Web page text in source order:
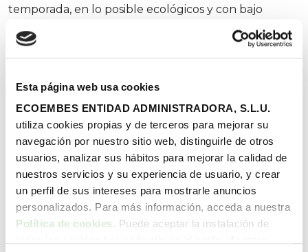
Esta página web usa cookies
ECOEMBES ENTIDAD ADMINISTRADORA, S.L.U.
utiliza cookies propias y de terceros para mejorar su
navegación por nuestro sitio web, distinguirle de otros
usuarios, analizar sus hábitos para mejorar la calidad de
nuestros servicios y su experiencia de usuario, y crear
un perfil de sus intereses para mostrarle anuncios
personalizados. Para más información, acceda a nuestra
Política de cookies. Puede aceptar la instalación de
temporada, en lo posible ecológicos y con bajo
recogida selectiva y devolviendo periódicamente
información a la población para que sepa el destino
el compostaje de calidad para evitar el crecimiento
de los vertederos y, en todo caso, canalizando y
aprovechando el gas metano allí producido.
Apoyando la reutilización como paso previo al
reciclaje. Promoviendo las tiendas de reparaciones y
los mercadillos de segunda mano. Arbolado y
zonas verdes, que mitiguen el efecto urbano de
isla de calor. Un árbol adulto absorbe 150 kilogramos
de CO2por año, entre otros muchos beneficios. Debe